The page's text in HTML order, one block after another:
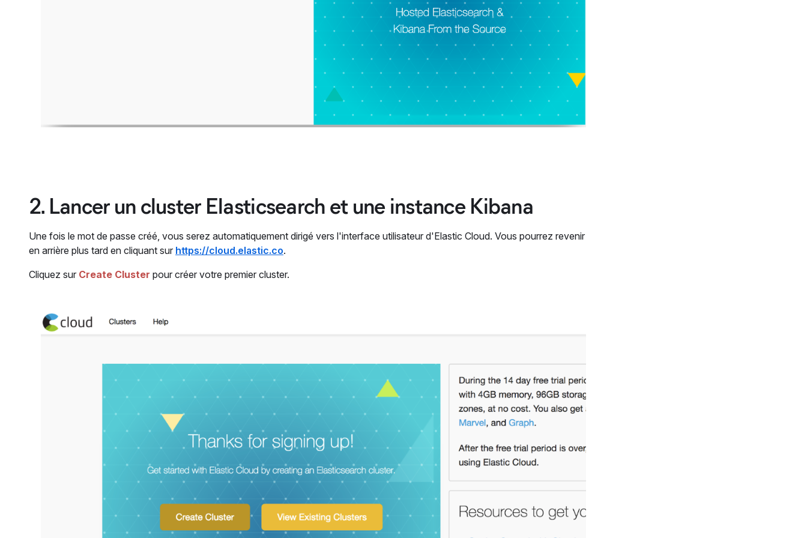
2. Lancer un cluster Elasticsearch et une instance Kibana
Une fois le mot de passe créé, vous serez automatiquement dirigé vers l'interface utilisateur d'Elastic Cloud. Vous pourrez revenir
en arrière plus tard en cliquant sur https://cloud.elastic.co.
Cliquez sur Create Cluster pour créer votre premier cluster.